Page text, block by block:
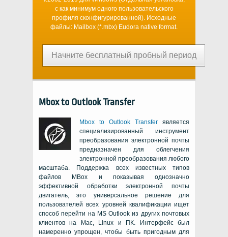
с как минимум одного пользовательского
профиля сконфигурированной). Исходные
файлы: Mailbox (*.mbx) Eudora native format.
Начните бесплатный пробный период
Mbox to Outlook Transfer
Mbox to Outlook Transfer является
специализированный инструмент
преобразования электронной почты
предназначен для облегчения
электронной преобразования любого
масштаба. Поддержка всех известных типов
файлов MBox и показывая однозначно
эффективной обработки электронной почты
двигатель, это универсальное решение для
пользователей всех уровней квалификации ищет
способ перейти на MS Outlook из других почтовых
клиентов на Mac, Linux и ПК. Интерфейс был
намеренно упрощен, чтобы быть пригодным для